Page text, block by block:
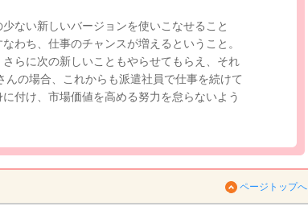
ない新しいバージョンを使いこなせること
わち、仕事のチャンスが増えるということ。
らに次の新しいこともやらせてもらえ、それ
の場合、これからも派遣社員で仕事を続けて
付け、市場価値を高める努力を怠らないよう
ページトップへ